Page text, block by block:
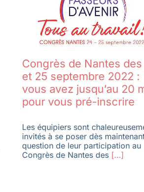
Congrès de Nantes
et 25 septembre 2022 :
vous avez jusqu’au 20
pour vous pré-inscrire
Les équipiers sont
invités à se poser dès
question de leur participation au
Congrès de Nantes des[…]